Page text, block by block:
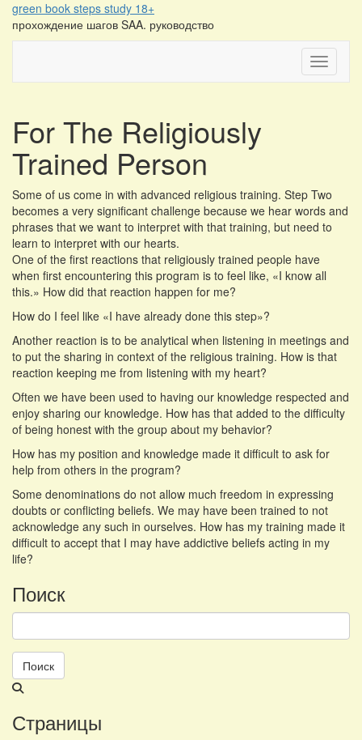
Перейти
содержимому
green book steps study 18+
прохождение шагов SAA. руководство
For The Religiously
Trained Person
Some of us come in with advanced religious training. Step Two
becomes a very significant challenge because we hear words and
phrases that we want to interpret with that training, but need to
learn to interpret with our hearts.
One of the first reactions that religiously trained people have
when first encountering this program is to feel like, «I know all
this.» How did that reaction happen for me?
How do I feel like «I have already done this step»?
Another reaction is to be analytical when listening in meetings and
to put the sharing in context of the religious training. How is that
reaction keeping me from listening with my heart?
Often we have been used to having our knowledge respected and
enjoy sharing our knowledge. How has that added to the difficulty
of being honest with the group about my behavior?
How has my position and knowledge made it difficult to ask for
help from others in the program?
Some denominations do not allow much freedom in expressing
doubts or conflicting beliefs. We may have been trained to not
acknowledge any such in ourselves. How has my training made it
difficult to accept that I may have addictive beliefs acting in my
life?
Поиск
Поиск
Страницы